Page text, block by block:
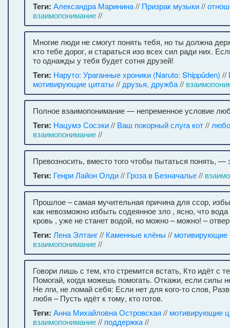
Теги: Александра Маринина// Призрак музыки//
взаимопонимание//
Многие люди не смогут понять тебя, но ты должна
кто тебе дорог, и стараться изо всех сил ради них.
то однажды у тебя будет сотня друзей!
Теги: Наруто: Ураганные хроники (Naruto: Shippûden) //
мотивирующие цитаты // друзья, дружба//
Полное взаимопонимание — непременное условие
Теги: Нацумэ Сосэки// Ваш покорный слуга кот//
взаимопонимание//
Превозносить, вместо того чтобы пытаться понять, —
Теги: Генри Лайон Олди// Гроза в Безначалье//
Прошлое – самая мучительная причина для ссор,
как невозможно избыть содеянное зло , ясно, что
кровь , уже не станет водой, но можно – можно! –
Теги: Лена Элтанг// Каменные клёны // мотивирующие
взаимопонимание//
Говори лишь с тем, кто стремится встать, Кто идёт с
Помогай, когда можешь помогать. Откажи, если силы
Не лги, не ломай себя: Если нет для кого-то слов,
любя – Пусть идёт к тому, кто готов.
Теги: Анна Михайловна Островская // мотивирующие
взаимопонимание// поддержка//